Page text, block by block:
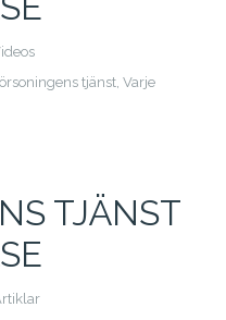
tjänst, Varje
TJÄNST